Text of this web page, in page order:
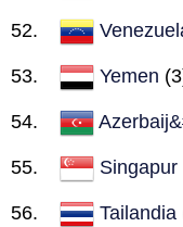
Yemen
Singapur
Tailandia